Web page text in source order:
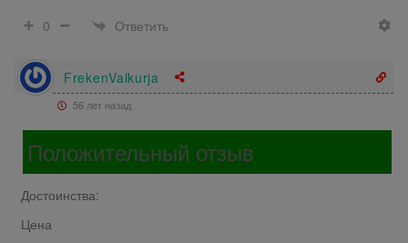
0
Ответить
FrekenValkurja
56 лет назад
Положительный отзыв
Достоинства:
Цена